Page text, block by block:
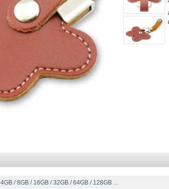
4GB / 8GB / 16GB / 32GB / 64GB / 128GB ...